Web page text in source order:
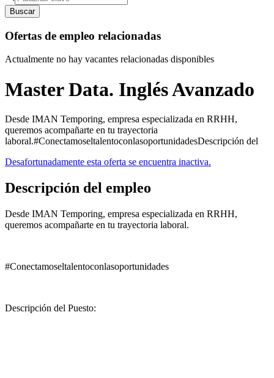
Buscar
Ofertas de empleo relacionadas
Actualmente no hay vacantes relacionadas disponibles
Master Data. Inglés Avanzado
Desde IMAN Temporing, empresa especializada en RRHH,
queremos acompañarte en tu trayectoria
laboral.#ConectamoseltalentoconlasoportunidadesDescripción del
Desafortunadamente esta oferta se encuentra inactiva.
Descripción del empleo
Desde IMAN Temporing, empresa especializada en RRHH,
queremos acompañarte en tu trayectoria laboral.
#Conectamoseltalentoconlasoportunidades
Descripción del Puesto: